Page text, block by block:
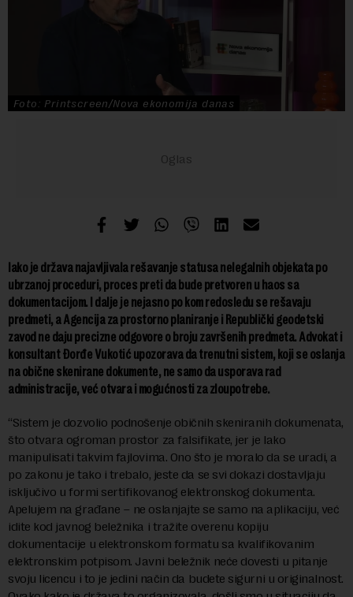
Foto: Printscreen/Nova ekonomija danas
Iako je država najavljivala rešavanje statusa nelegalnih objekata po
ubrzanoj proceduri, proces preti da bude pretvoren u haos sa
dokumentacijom. I dalje je nejasno po kom redosledu se rešavaju
predmeti, a Agencija za prostorno planiranje i Republički geodetski
zavod ne daju precizne odgovore o broju završenih predmeta. Advokat i
konsultant Đorđe Vukotić upozorava da trenutni sistem, koji se oslanja
na obične skenirane dokumente, ne samo da usporava rad
administracije, već otvara i mogućnosti za zloupotrebe.
“Sistem je dozvolio podnošenje običnih skeniranih dokumenata,
što otvara ogroman prostor za falsifikate, jer je lako
manipulisati takvim fajlovima. Ono što je moralo da se uradi, a
po zakonu je tako i trebalo, jeste da se svi dokazi dostavljaju
isključivo u formi sertifikovanog elektronskog dokumenta.
Apelujem na građane – ne oslanjajte se samo na aplikaciju, već
idite kod javnog beležnika i tražite overenu kopiju
dokumentacije u elektronskom formatu sa kvalifikovanim
elektronskim potpisom. Javni beležnik neće dovesti u pitanje
svoju licencu i to je jedini način da budete sigurni u originalnost.